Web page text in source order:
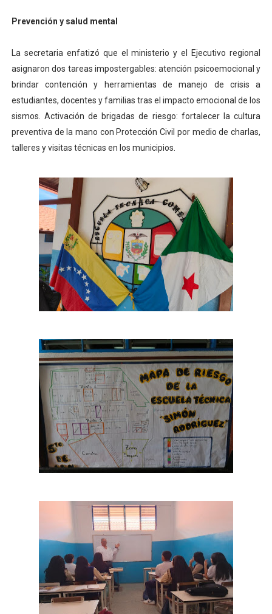
‎Prevención y salud mental
‎La secretaria enfatizó que el ministerio y el Ejecutivo regional
asignaron dos tareas impostergables: atención psicoemocional y
brindar contención y herramientas de manejo de crisis a
estudiantes, docentes y familias tras el impacto emocional de los
sismos. Activación de brigadas de riesgo: fortalecer la cultura
preventiva de la mano con Protección Civil por medio de charlas,
talleres y visitas técnicas en los municipios.